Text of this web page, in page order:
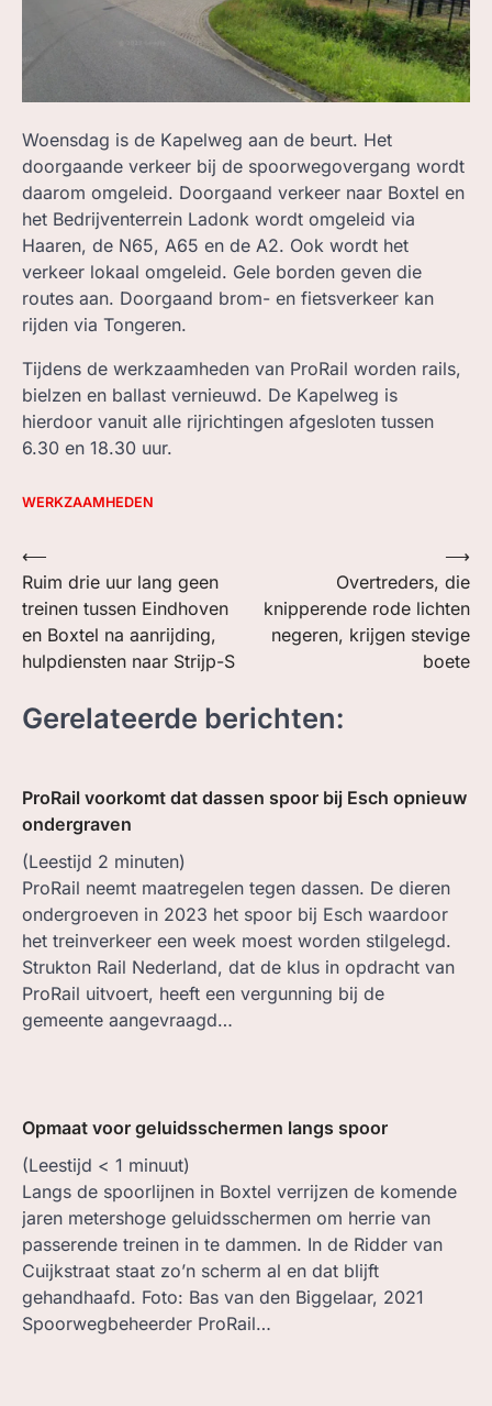
Woensdag is de Kapelweg aan de beurt. Het
doorgaande verkeer bij de spoorwegovergang wordt
daarom omgeleid. Doorgaand verkeer naar Boxtel en
het Bedrijventerrein Ladonk wordt omgeleid via
Haaren, de N65, A65 en de A2. Ook wordt het
verkeer lokaal omgeleid. Gele borden geven die
routes aan. Doorgaand brom- en fietsverkeer kan
rijden via Tongeren.
Tijdens de werkzaamheden van ProRail worden rails,
bielzen en ballast vernieuwd. De Kapelweg is
hierdoor vanuit alle rijrichtingen afgesloten tussen
6.30 en 18.30 uur.
WERKZAAMHEDEN
Bericht
navigatie
⟵
Ruim drie uur lang geen
treinen tussen Eindhoven
en Boxtel na aanrijding,
hulpdiensten naar Strijp-S
Overtreders, die
knipperende rode lichten
negeren, krijgen stevige
boete
⟶
Gerelateerde berichten:
ProRail voorkomt dat dassen spoor bij Esch opnieuw
ondergraven
(Leestijd 2 minuten)
ProRail neemt maatregelen tegen dassen. De dieren
ondergroeven in 2023 het spoor bij Esch waardoor
het treinverkeer een week moest worden stilgelegd.
Strukton Rail Nederland, dat de klus in opdracht van
ProRail uitvoert, heeft een vergunning bij de
gemeente aangevraagd…
Opmaat voor geluidsschermen langs spoor
(Leestijd < 1 minuut)
Langs de spoorlijnen in Boxtel verrijzen de komende
jaren metershoge geluidsschermen om herrie van
passerende treinen in te dammen. In de Ridder van
Cuijkstraat staat zo’n scherm al en dat blijft
gehandhaafd. Foto: Bas van den Biggelaar, 2021
Spoorwegbeheerder ProRail…